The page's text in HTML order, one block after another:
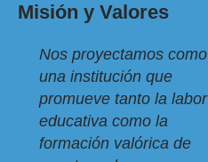
Misión y Valores
Nos proyectamos como
una institución que
promueve tanto la labor
educativa como la
formación valórica de